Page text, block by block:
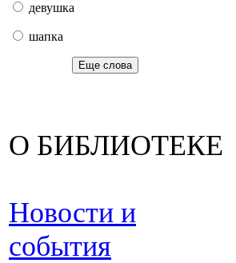
девушка
шапка
Еще слова
О БИБЛИОТЕКЕ
Новости и
события